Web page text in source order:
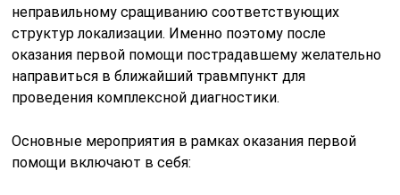
неправильному сращиванию соответствующих
структур локализации. Именно поэтому после
оказания первой помощи пострадавшему желательно
направиться в ближайший травмпункт для
проведения комплексной диагностики.
Основные мероприятия в рамках оказания первой
помощи включают в себя: